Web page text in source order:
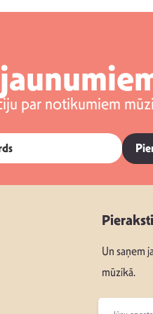
par notikumiem
Un saņem
mūzikā.